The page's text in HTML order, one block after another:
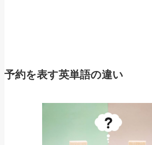
予約を表す英単語の違い